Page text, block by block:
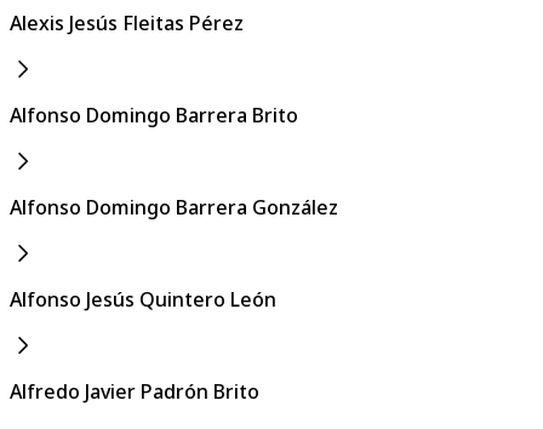
Alexis Jesús Fleitas Pérez
Alfonso Domingo Barrera Brito
Alfonso Domingo Barrera González
Alfonso Jesús Quintero León
Alfredo Javier Padrón Brito